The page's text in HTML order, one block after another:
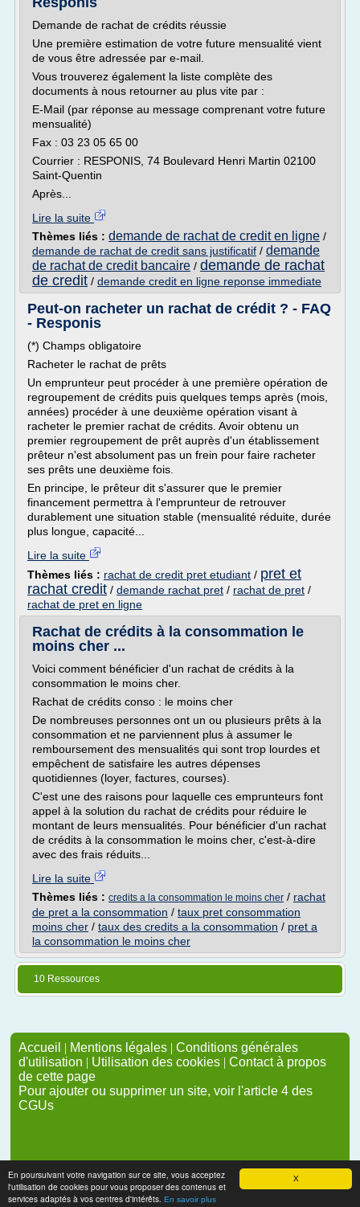
X
En poursuivant votre navigation sur ce site, vous acceptez
l'utilisation de cookies pour vous proposer des contenus et
services adaptés à vos centres d'intérêts. En savoir plus
Demande de rachat de crédits réussie
Une première estimation de votre future mensualité vient
de vous être adressée par e-mail.
Vous trouverez également la liste complète des
documents à nous retourner au plus vite par :
E-Mail (par réponse au message comprenant votre future
mensualité)
Fax : 03 23 05 65 00
Courrier : RESPONIS, 74 Boulevard Henri Martin 02100
Saint-Quentin
Après...
Lire la suite
Thèmes liés : demande de rachat de credit en ligne /
demande de rachat de credit sans justificatif / demande
de rachat de credit bancaire / demande de rachat
de credit / demande credit en ligne reponse immediate
Peut-on racheter un rachat de crédit ? - FAQ
- Responis
(*) Champs obligatoire
Racheter le rachat de prêts
Un emprunteur peut procéder à une première opération de
regroupement de crédits puis quelques temps après (mois,
années) procéder à une deuxième opération visant à
racheter le premier rachat de crédits. Avoir obtenu un
premier regroupement de prêt auprès d'un établissement
prêteur n'est absolument pas un frein pour faire racheter
ses prêts une deuxième fois.
En principe, le prêteur dit s'assurer que le premier
financement permettra à l'emprunteur de retrouver
durablement une situation stable (mensualité réduite, durée
plus longue, capacité...
Lire la suite
Thèmes liés : rachat de credit pret etudiant / pret et
rachat credit / demande rachat pret / rachat de pret /
rachat de pret en ligne
Rachat de crédits à la consommation le
moins cher ...
Voici comment bénéficier d'un rachat de crédits à la
consommation le moins cher.
Rachat de crédits conso : le moins cher
De nombreuses personnes ont un ou plusieurs prêts à la
consommation et ne parviennent plus à assumer le
remboursement des mensualités qui sont trop lourdes et
empêchent de satisfaire les autres dépenses
quotidiennes (loyer, factures, courses).
C'est une des raisons pour laquelle ces emprunteurs font
appel à la solution du rachat de crédits pour réduire le
montant de leurs mensualités. Pour bénéficier d'un rachat
de crédits à la consommation le moins cher, c'est-à-dire
avec des frais réduits...
Lire la suite
Thèmes liés : credits a la consommation le moins cher / rachat
de pret a la consommation / taux pret consommation
moins cher / taux des credits a la consommation / pret a
la consommation le moins cher
10 Ressources
Accueil | Mentions légales | Conditions générales
d'utilisation | Utilisation des cookies | Contact à propos
de cette page
Pour ajouter ou supprimer un site, voir l'article 4 des
CGUs